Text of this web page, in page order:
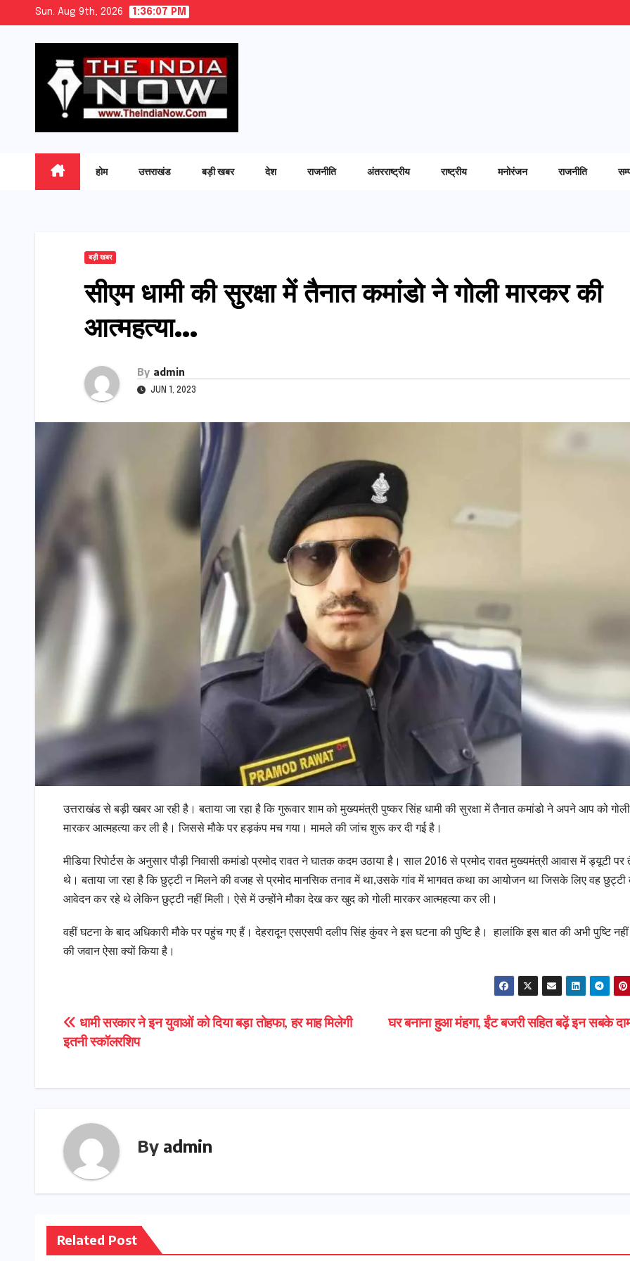
Sun. Aug 9th, 2026 1:36:08 PM
होम उत्तराखंड बड़ी खबर देश राजनीति अंतरराष्ट्रीय राष्ट्रीय मनोरंजन राजनीति
बड़ी खबर
सीएम धामी की सुरक्षा में तैनात कमांडो ने गोली मारकर की
आत्महत्या…
By admin
JUN 1, 2023
उत्तराखंड से बड़ी खबर आ रही है। बताया जा रहा है कि गुरूवार शाम को मुख्यमंत्री पुष्कर सिंह धामी की सुरक्षा में तैनात कमांडो ने अपने आप को गोली
मारकर आत्महत्या कर ली है। जिससे मौके पर हड़कंप मच गया। मामले की जांच शुरू कर दी गई है।
मीडिया रिपोर्टस के अनुसार पौड़ी निवासी कमांडो प्रमोद रावत ने घातक कदम उठाया है। साल 2016 से प्रमोद रावत मुख्यमंत्री आवास में ड्यूटी पर
थे। बताया जा रहा है कि छुट्टी न मिलने की वजह से प्रमोद मानसिक तनाव में था,उसके गांव में भागवत कथा का आयोजन था जिसके लिए वह छुट्टी
आवेदन कर रहे थे लेकिन छुट्टी नहीं मिली। ऐसे में उन्होंने मौका देख कर खुद को गोली मारकर आत्महत्या कर ली।
वहीं घटना के बाद अधिकारी मौके पर पहुंच गए हैं। देहरादून एसएसपी दलीप सिंह कुंवर ने इस घटना की पुष्टि है। हालांकि इस बात की अभी पुष्टि नहीं
की जवान ऐसा क्यों किया है।
Post
navigation
घर बनाना हुआ मंहगा, ईंट बजरी सहित बढ़ें इन सबके
धामी सरकार ने इन युवाओं को दिया बड़ा तोहफा, हर माह मिलेगी
इतनी स्कॉलरशिप
By admin
Related Post